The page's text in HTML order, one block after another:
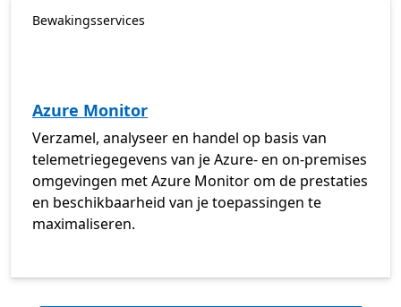
Bewakingsservices
Azure Monitor
Verzamel, analyseer en handel op basis van
telemetriegegevens van je Azure- en on-premises
omgevingen met Azure Monitor om de prestaties
en beschikbaarheid van je toepassingen te
maximaliseren.